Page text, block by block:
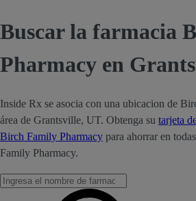
Buscar la farmacia
Pharmacy en
Inside Rx se asocia con una ubicacion de
área de Grantsville, UT. Obtenga su tarjeta
Birch Family Pharmacy para ahorrar en
Family Pharmacy.